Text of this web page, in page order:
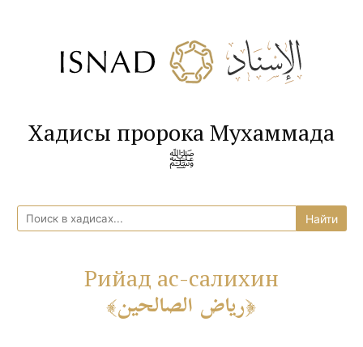
Хадисы пророка Мухаммада
ﷺ
Рийад ас-салихин
رياض الصالحين